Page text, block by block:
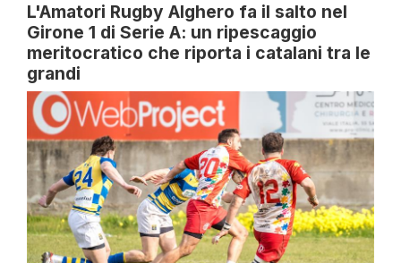
L'Amatori Rugby Alghero fa il salto nel
Girone 1 di Serie A: un ripescaggio
meritocratico che riporta i catalani tra le
grandi